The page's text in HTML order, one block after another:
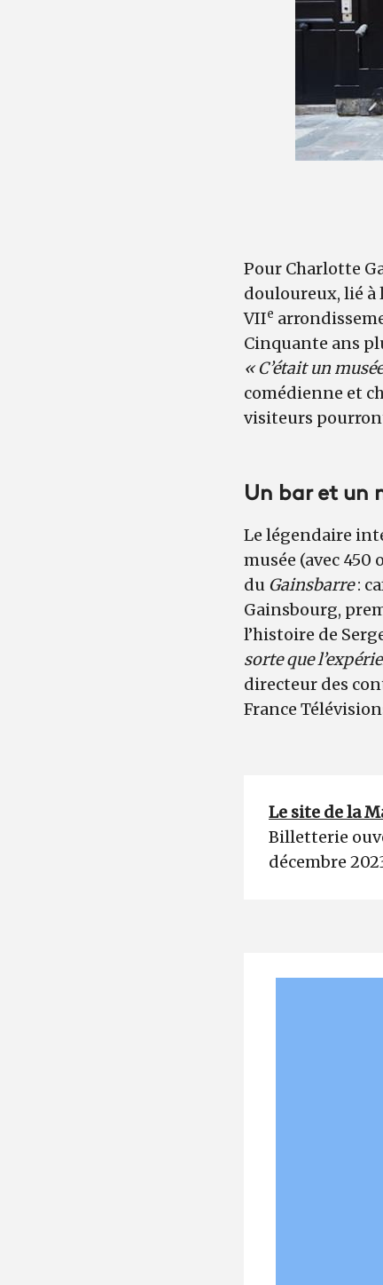
Pour Charlotte
douloureux, lié à
VIIe
Cinquante ans
« C’était un
comédienne et
visiteurs
Un bar et un
Le légendaire
musée (avec
du Gainsbarre:
Gainsbourg,
l’histoire de
sorte que
directeur des
France
Le site de la
Billetterie
décembre